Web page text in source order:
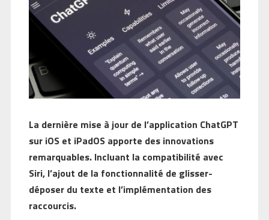
La dernière mise à jour de l’application ChatGPT
sur iOS et iPadOS apporte des innovations
remarquables. Incluant la compatibilité avec
Siri, l’ajout de la fonctionnalité de glisser-
déposer du texte et l’implémentation des
raccourcis.